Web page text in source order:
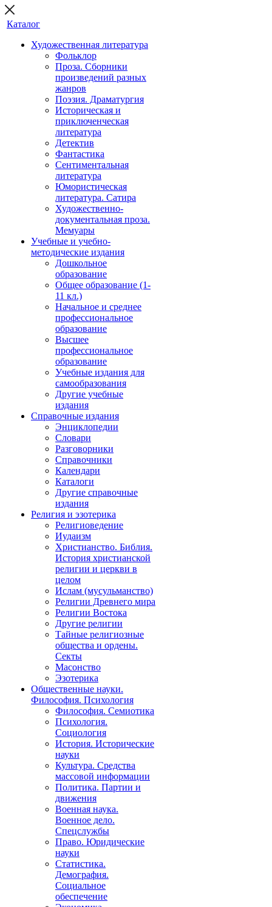
Каталог
Художественная литература
Фольклор
Проза. Сборники
произведений разных
жанров
Поэзия. Драматургия
Историческая и
приключенческая
литература
Детектив
Фантастика
Сентиментальная
литература
Юмористическая
литература. Сатира
Художественно-
документальная проза.
Мемуары
Учебные и учебно-
методические издания
Дошкольное
образование
Общее образование (1-
11 кл.)
Начальное и среднее
профессиональное
образование
Высшее
профессиональное
образование
Учебные издания для
самообразования
Другие учебные
издания
Справочные издания
Энциклопедии
Словари
Разговорники
Справочники
Календари
Каталоги
Другие справочные
издания
Религия и эзотерика
Религиоведение
Иудаизм
Христианство. Библия.
История христианской
религии и церкви в
целом
Ислам (мусульманство)
Религии Древнего мира
Религии Востока
Другие религии
Тайные религиозные
общества и ордены.
Секты
Масонство
Эзотерика
Общественные науки.
Философия. Психология
Философия. Семиотика
Психология.
Социология
История. Исторические
науки
Культура. Средства
массовой информации
Политика. Партии и
движения
Военная наука.
Военное дело.
Спецслужбы
Право. Юридические
науки
Статистика.
Демография.
Социальное
обеспечение